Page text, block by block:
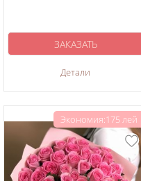
Детали
ЗАКАЗАТЬ
Экономия:175 лей